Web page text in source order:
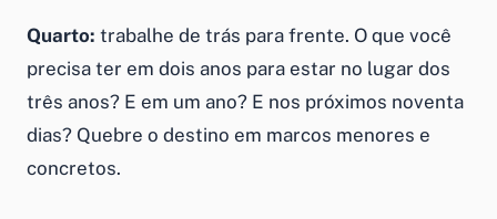
Quarto: trabalhe de trás para frente. O que você
precisa ter em dois anos para estar no lugar dos
três anos? E em um ano? E nos próximos noventa
dias? Quebre o destino em marcos menores e
concretos.